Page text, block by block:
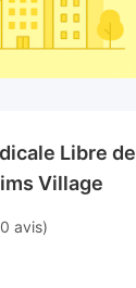
Libre de
Village
avis)